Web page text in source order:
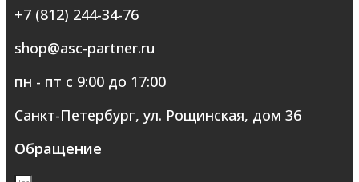
+7 (812) 244-34-76
shop@asc-partner.ru
пн - пт с 9:00 до 17:00
Санкт-Петербург, ул. Рощинская, дом 36
Обращение